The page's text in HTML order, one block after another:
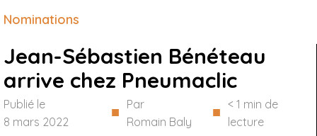
Nominations
Jean-Sébastien Bénéteau
arrive chez Pneumaclic
Publié le
8 mars 2022
■ Par
Romain Baly
■ < 1 min de
lecture